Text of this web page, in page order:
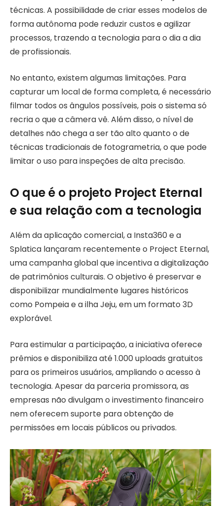
técnicas. A possibilidade de criar esses modelos de
forma autônoma pode reduzir custos e agilizar
processos, trazendo a tecnologia para o dia a dia
de profissionais.
No entanto, existem algumas limitações. Para
capturar um local de forma completa, é necessário
filmar todos os ângulos possíveis, pois o sistema só
recria o que a câmera vê. Além disso, o nível de
detalhes não chega a ser tão alto quanto o de
técnicas tradicionais de fotogrametria, o que pode
limitar o uso para inspeções de alta precisão.
O que é o projeto Project Eternal
e sua relação com a tecnologia
Além da aplicação comercial, a Insta360 e a
Splatica lançaram recentemente o Project Eternal,
uma campanha global que incentiva a digitalização
de patrimônios culturais. O objetivo é preservar e
disponibilizar mundialmente lugares históricos
como Pompeia e a ilha Jeju, em um formato 3D
explorável.
Para estimular a participação, a iniciativa oferece
prêmios e disponibiliza até 1.000 uploads gratuitos
para os primeiros usuários, ampliando o acesso à
tecnologia. Apesar da parceria promissora, as
empresas não divulgam o investimento financeiro
nem oferecem suporte para obtenção de
permissões em locais públicos ou privados.